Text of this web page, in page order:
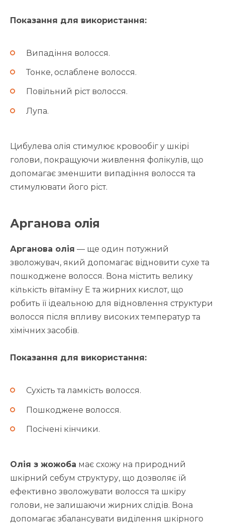
Показання для використання:
Випадіння волосся.
Тонке, ослаблене волосся.
Повільний ріст волосся.
Лупа.
Цибулева олія стимулює кровообіг у шкірі
голови, покращуючи живлення фолікулів, що
допомагає зменшити випадіння волосся та
стимулювати його ріст.
Арганова олія
Арганова олія — ще один потужний
зволожувач, який допомагає відновити сухе та
пошкоджене волосся. Вона містить велику
кількість вітаміну E та жирних кислот, що
робить її ідеальною для відновлення структури
волосся після впливу високих температур та
хімічних засобів.
Показання для використання:
Сухість та ламкість волосся.
Пошкоджене волосся.
Посічені кінчики.
Олія з жожоба має схожу на природний
шкірний себум структуру, що дозволяє їй
ефективно зволожувати волосся та шкіру
голови, не залишаючи жирних слідів. Вона
допомагає збалансувати виділення шкірного